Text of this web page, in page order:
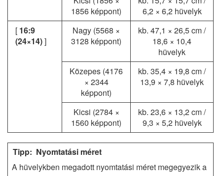
1856 képpont)
6,2 × 6,2 hüvelyk
[ 16:9
(24×14)]
Nagy (5568 ×
3128 képpont)
kb. 47,1 × 26,5 cm/
18,6 × 10,4
hüvelyk
Közepes (4176
× 2344
képpont)
kb. 35,4 × 19,8 cm/
13,9 × 7,8 hüvelyk
Kicsi (2784 ×
1560 képpont)
kb. 23,6 × 13,2 cm/
9,3 × 5,2 hüvelyk
Nyomtatási méret
A hüvelykben megadott nyomtatási méret megegyezik a